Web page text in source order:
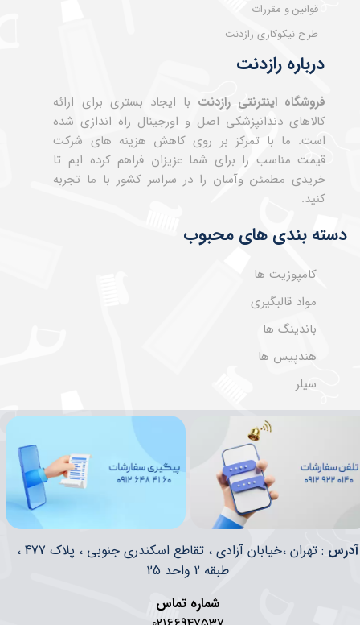
★★★
درباره رازدنت
فروشگاه اینترنتی رازدنت با ایجاد بستری برای ارائه
کالاهای دندانپزشکی اصل و اورجینال راه اندازی شده
است. ما با تمرکز بر روی کاهش هزینه های شرکت
قیمت مناسب را برای شما عزیزان فراهم کرده ایم تا
خریدی مطمئن وآسان را در سراسر کشور با ما تجربه
کنید.
قوانین و مقررات
طرح نیکوکاری رازدنت
دسته بندی های محبوب
کامپوزیت ها
مواد قالبگیری
باندینگ ها
هندپیس ها
سیلر
​​آدرس
: تهران ،خیابان آزادی ، تقاطع اسکندری جنوبی ، پلاک 477 ،
طبقه 2 واحد 25
شماره تماس